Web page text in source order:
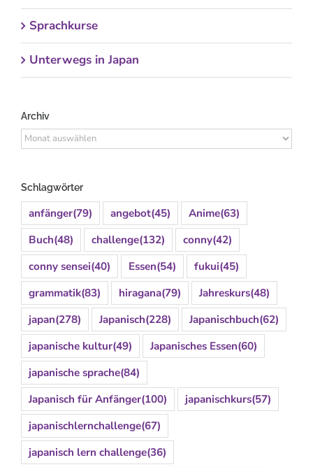
Sprachkurse
Unterwegs in Japan
Archiv
Archiv
Schlagwörter
anfänger(79) angebot(45) Anime(63)
Buch(48) challenge(132) conny(42)
conny sensei(40) Essen(54) fukui(45)
grammatik(83) hiragana(79) Jahreskurs(48)
japan(278) Japanisch(228) Japanischbuch(62)
japanische kultur(49) Japanisches Essen(60)
japanische sprache(84)
Japanisch für Anfänger(100) japanischkurs(57)
japanischlernchallenge(67)
japanisch lern challenge(36)